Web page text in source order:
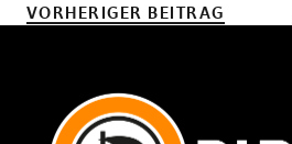
VORHERIGER BEITRAG